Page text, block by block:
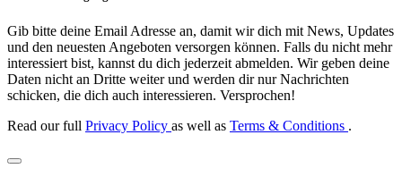
Gib bitte deine Email Adresse an, damit wir dich mit News, Updates
und den neuesten Angeboten versorgen können. Falls du nicht mehr
interessiert bist, kannst du dich jederzeit abmelden. Wir geben deine
Daten nicht an Dritte weiter und werden dir nur Nachrichten
schicken, die dich auch interessieren. Versprochen!
Read our full Privacy Policy as well as Terms & Conditions .